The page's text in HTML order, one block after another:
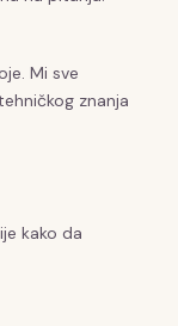
Mi sve
znanja
kako da